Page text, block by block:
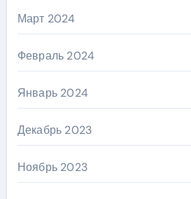
Март 2024
Февраль 2024
Январь 2024
Декабрь 2023
Ноябрь 2023